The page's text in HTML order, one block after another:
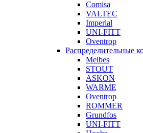
Comisa
VALTEC
Imperial
UNI-FITT
Oventrop
Распределительные
Meibes
STOUT
ASKON
WARME
Oventrop
ROMMER
Grundfos
UNI-FITT